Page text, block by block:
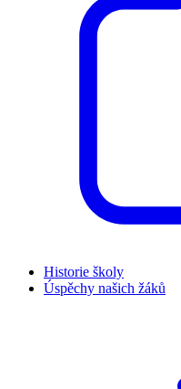
Historie školy
Úspěchy našich žáků